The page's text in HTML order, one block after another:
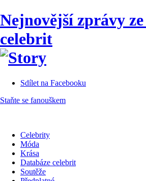
Nejnovější zprávy ze
celebrit
Sdílet na Facebooku
Staňte se fanouškem
Celebrity
Móda
Krása
Databáze celebrit
Soutěže